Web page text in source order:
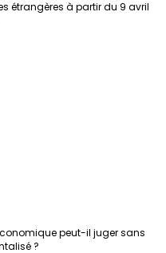
étrangères à partir du 9 avril
peut-il juger sans
?